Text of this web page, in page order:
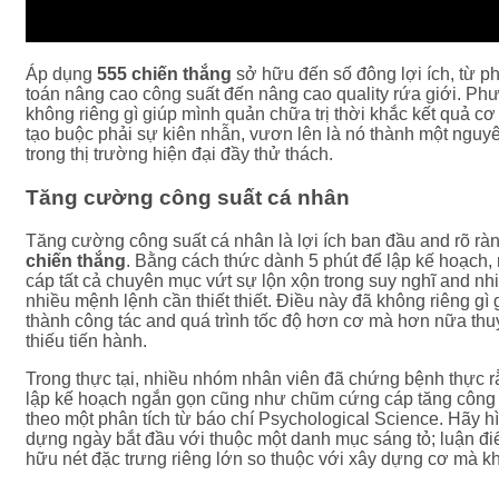
Áp dụng 555 chiến thắng sở hữu đến số đông lợi ích, từ
toán nâng cao công suất đến nâng cao quality rứa giới.
không riêng gì giúp mình quản chữa trị thời khắc kết quả
tạo buộc phải sự kiên nhẫn, vươn lên là nó thành một
trong thị trường hiện đại đầy thử thách.
Tăng cường công suất cá nhân
Tăng cường công suất cá nhân là lợi ích ban đầu and rõ
chiến thắng. Bằng cách thức dành 5 phút để lập kế
cáp tất cả chuyên mục vứt sự lộn xộn trong suy nghĩ and
nhiều mệnh lệnh cần thiết thiết. Điều này đã không riêng gì
thành công tác and quá trình tốc độ hơn cơ mà hơn nữa
thiếu tiến hành.
Trong thực tại, nhiều nhóm nhân viên đã chứng bệnh thực
lập kế hoạch ngắn gọn cũng như chũm cứng cáp tăng
theo một phân tích từ báo chí Psychological Science. Hãy
dựng ngày bắt đầu với thuộc một danh mục sáng tỏ; luận
hữu nét đặc trưng riêng lớn so thuộc với xây dựng cơ mà